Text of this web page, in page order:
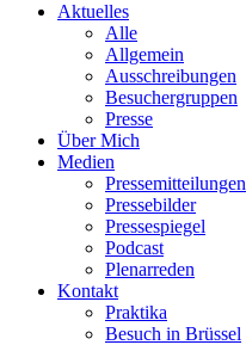
Aktuelles
Alle
Allgemein
Ausschreibungen
Besuchergruppen
Presse
Über Mich
Medien
Pressemitteilungen
Pressebilder
Pressespiegel
Podcast
Plenarreden
Kontakt
Praktika
Besuch in Brüssel